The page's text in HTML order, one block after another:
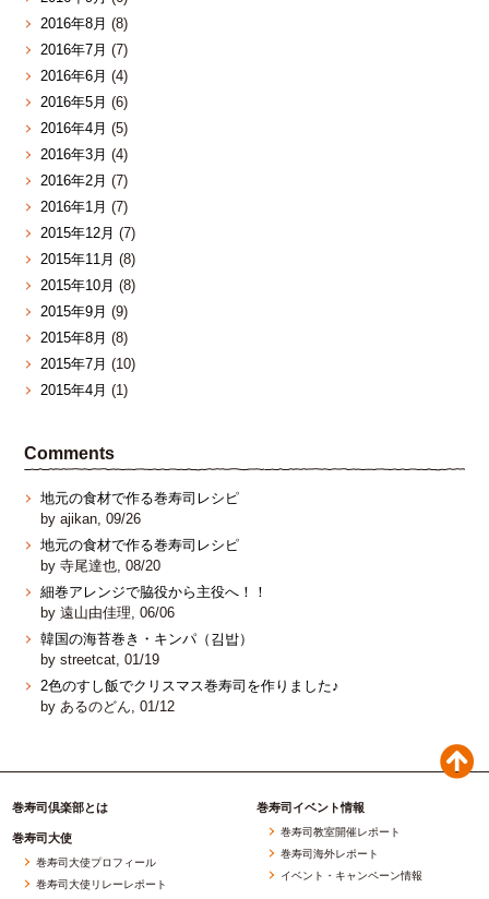
2016年8月 (8)
2016年7月 (7)
2016年6月 (4)
2016年5月 (6)
2016年4月 (5)
2016年3月 (4)
2016年2月 (7)
2016年1月 (7)
2015年12月 (7)
2015年11月 (8)
2015年10月 (8)
2015年9月 (9)
2015年8月 (8)
2015年7月 (10)
2015年4月 (1)
Comments
地元の食材で作る巻寿司レシピ
by ajikan, 09/26
地元の食材で作る巻寿司レシピ
by 寺尾達也, 08/20
細巻アレンジで脇役から主役へ！！
by 遠山由佳理, 06/06
韓国の海苔巻き・キンパ（김밥）
by streetcat, 01/19
2色のすし飯でクリスマス巻寿司を作りました♪
by あるのどん, 01/12
巻寿司倶楽部とは
巻寿司大使
巻寿司大使プロフィール
巻寿司大使リレーレポート
巻寿司イベント情報
巻寿司教室開催レポート
巻寿司海外レポート
イベント・キャンペーン情報